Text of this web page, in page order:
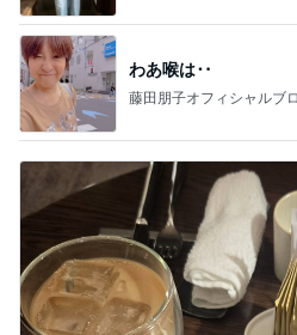
わあ喉は‥
藤田朋子オフィシャルブ